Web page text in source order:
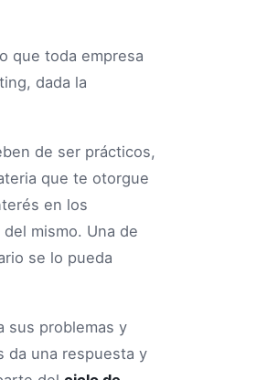
que toda empresa
dada la
de ser prácticos,
que te otorgue
en los
mismo. Una de
se lo pueda
sus problemas y
da una respuesta y